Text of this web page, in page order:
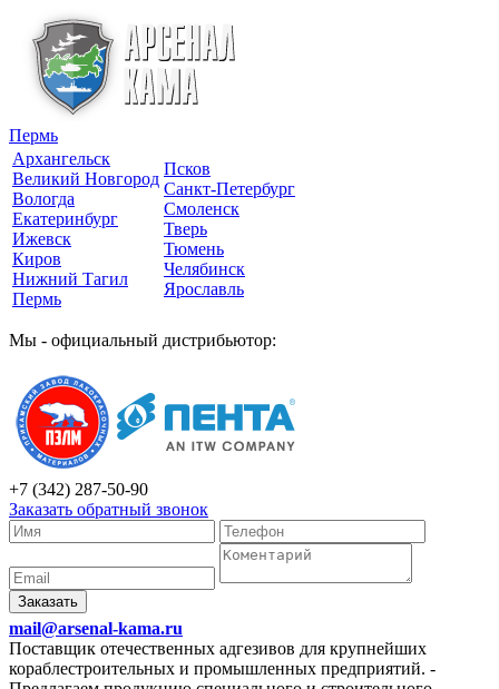
Пермь
Архангельск
Великий Новгород
Вологда
Екатеринбург
Ижевск
Киров
Нижний Тагил
Пермь
Псков
Санкт-Петербург
Смоленск
Тверь
Тюмень
Челябинск
Ярославль
Мы - официальный дистрибьютор:
+7 (342) 287-50-90
Заказать обратный звонок
Заказать
mail@arsenal-kama.ru
Поставщик отечественных адгезивов для крупнейших
кораблестроительных и промышленных предприятий. -